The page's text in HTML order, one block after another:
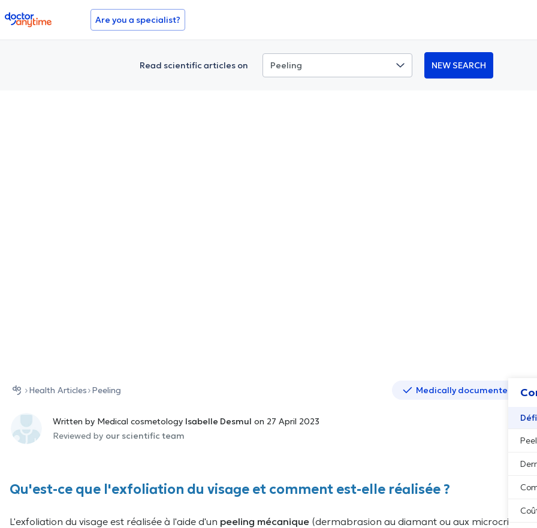
doctoranytime Are you a specialist?
Read scientific articles on NEW SEARCH
Health Αrticles Peeling Medically documented
Written by Medical cosmetology Isabelle Desmul on 27 April 2023
Reviewed by our scientific team
Qu'est-ce que l'exfoliation du visage et comment est-elle réalisée ?
L'exfoliation du visage est réalisée à l'aide d'un peeling mécanique (dermabrasion au diamant ou aux